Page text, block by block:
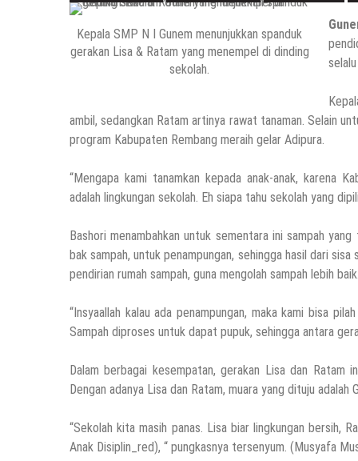
Gaung Tolak MBG Mencuat, Begini
6 Agustus 2026 by
Pria Asli Rembang Masuk Staf Kepelatihan
6 Agustus 2026 bymusa r2b
HEADLINE
Masih Buka Atau Tutup ?? Nasib Dapur
HEADLINE
Ini Ciri-Cirinya, Siapa Tahu Keluarga Anda
29 Juli 2026
Sejumlah Tips Membeli Tanah Kapling,
14 Maret 2022 bymusa r2b
HEADLINE
Lewati Cerita Kelam Mirip Sinetron, Teguh
Kepala SMP N I Gunem menunjukkan spanduk
gerakan Lisa & Ratam yang menempel di dinding
sekolah.
ambil, sedangkan Ratam artinya rawat tanaman. Selain
program Kabupaten Rembang meraih gelar Adipura.
“Mengapa kami tanamkan kepada anak-anak, karena
adalah lingkungan sekolah. Eh siapa tahu sekolah yang
Bashori menambahkan untuk sementara ini sampah
bak sampah, untuk penampungan, sehingga hasil dari
pendirian rumah sampah, guna mengolah sampah lebih baik.
“Insyaallah kalau ada penampungan, maka kami bisa
Sampah diproses untuk dapat pupuk, sehingga antara
Dalam berbagai kesempatan, gerakan Lisa dan Ratam
Dengan adanya Lisa dan Ratam, muara yang dituju adalah
“Sekolah kita masih panas. Lisa biar lingkungan bersih,
Anak Disiplin_red), “ pungkasnya tersenyum. (Musyafa